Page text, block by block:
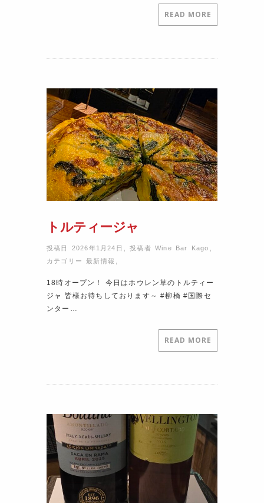
READ MORE
トルティージャ
投稿日 2026年1月24日 ,投稿者Wine Bar Kago
カテゴリー最新情報
18時オープン！ 今日はホウレン草のトルティー
ジャ 皆様お待ちしております～ #柳橋 #国際セ
ンター…
READ MORE